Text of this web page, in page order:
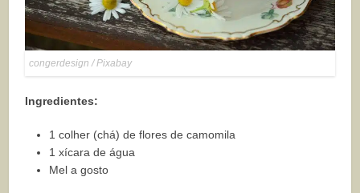
congerdesign / Pixabay
Ingredientes:
1 colher (chá) de flores de camomila
1 xícara de água
Mel a gosto